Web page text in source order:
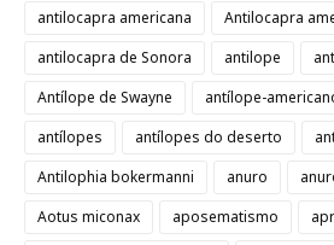
antilocapra americana
Antilocapra
antilocapra de Sonora
antilope
Antílope de Swayne
antílope-
antílopes
antílopes do deserto
Antilophia bokermanni
anuro
Aotus miconax
aposematismo